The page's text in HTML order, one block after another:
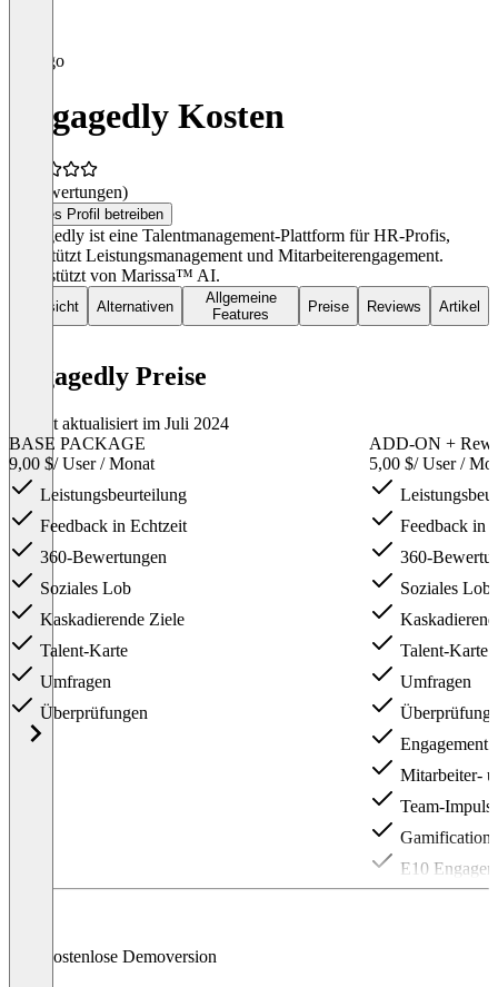
Engagedly Kosten
(0 Bewertungen)
Dieses Profil betreiben
Engagedly ist eine Talentmanagement-Plattform für HR-Profis,
unterstützt Leistungsmanagement und Mitarbeiterengagement.
Unterstützt von Marissa™ AI.
Übersicht Alternativen
Allgemeine
Features
Preise Reviews Artikel
Engagedly Preise
Zuletzt aktualisiert im Juli 2024
BASE PACKAGE
9,00 $/ User / Monat
Leistungsbeurteilung
Feedback in Echtzeit
360-Bewertungen
Soziales Lob
Kaskadierende Ziele
Talent-Karte
Umfragen
Überprüfungen
ADD-ON +
5,00 $/ User /
Feedback in
360-
Soziales Lob
Talent-Karte
Umfragen
Engagement
Mitarbeiter-
Team-
Gamification
E10
Kostenlose Demoversion